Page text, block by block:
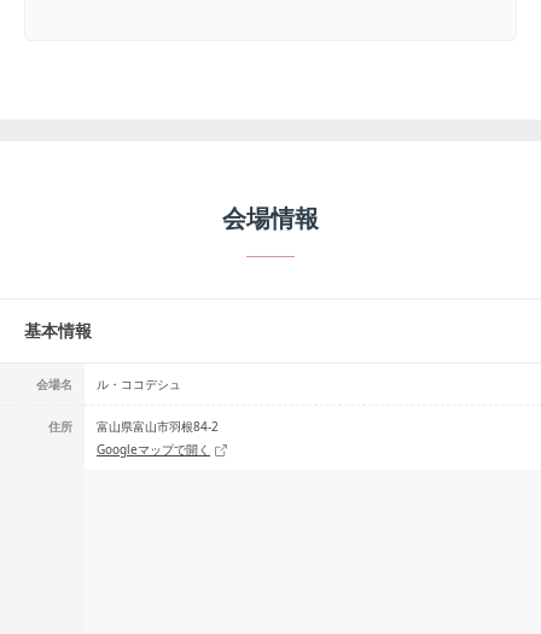
会場情報
基本情報
会場名 ル・ココデシュ
住所
富山県富山市羽根84-2
Googleマップで開く